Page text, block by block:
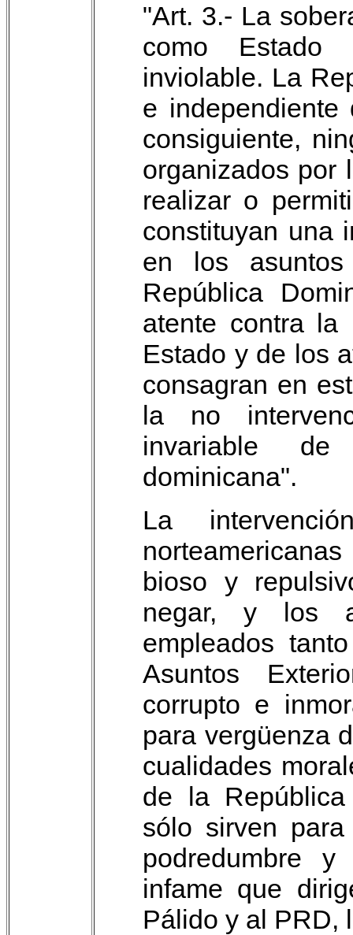
"Art. 3.- La
como Estado
inviolable. La
e independiente
consiguiente,
organizados por
realizar o
constituyan una
en los
República
atente contra la
Estado y de los
consagran en
la no
invariable
dominicana".
La
bioso y
negar, y los
empleados
Asuntos
corrupto e
para vergüenza
cualidades
de la
sólo sirven
podredumbre
infame que
Pálido y al PRD,